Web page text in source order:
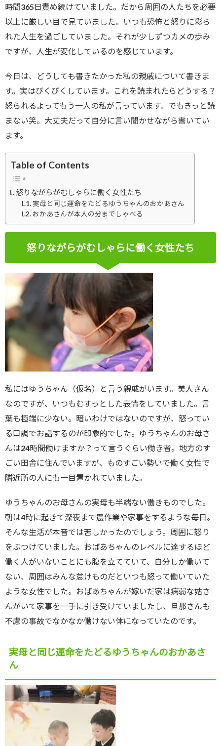
時間365日責め続けていました。だから周囲の人たちを必要
以上に厳しい目で見ていました。いつも恐怖と怒りに彩ら
れた人生を過ごしていました。それが少しずつカメの歩み
ですが、人生が変化しているのを感じています。
今日は、どうしても書きたかった私の親戚について書きま
す。実はびくびくしています。これを読まれたらどうする？
怒られるよってもう一人の私が言っています。でもきっと読
まない笑。大丈夫だって自分に言い聞かせながら書いてい
ます。
Table of Contents
怒りながらがむしゃらに働く女性たち
実母と同じ運命をたどるゆうちゃんのおかあさん
おかあさんが本人の分までしゃべる
怒りながらがむしゃらに働く女性たち
私にはゆうちゃん（仮名）と言う親戚がいます。美人さん
なのですが、いつもむすっとした表情をしていました。言
葉も極端に少ない。暗いわけではないのですが、怒ってい
る口調でお話するのが印象的でした。ゆうちゃんのお母さ
んは24時間働けますか？って言うぐらい働き者。地方のす
ごい田舎に住んでいますが、ものすごい勢いで働く女性で
隣近所の人にも一目置かれていました。
ゆうちゃんのお母さんの実母も半端ない働きものでした。
朝は4時に起きて深夜まで農作業や家事をするような毎日。
そんな生活が本音では苦しかったのでしょう。周囲に怒り
をぶつけていました。おばあちゃんのレベルに達するほど
働く人がいないことにも腹を立てていて、自分しか働いて
ない、周囲はみんな怠けものだといつも怒って働いていた
ような女性でした。おばあちゃんが嫁いだ家は病弱な姑さ
んがいて家事を一手に引き受けていましたし、旦那さんも
不慮の事故でなかなか働けない体になっていたのです。
実母と同じ運命をたどるゆうちゃんのおかあさ
ん